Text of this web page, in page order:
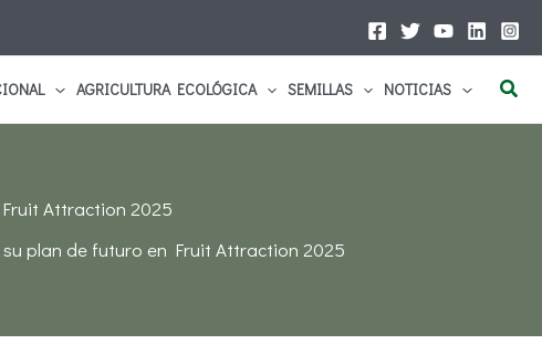
AGRICULTURA ECOLÓGICA SEMILLAS NOTICIAS
Attraction 2025
plan de futuro en Fruit Attraction 2025